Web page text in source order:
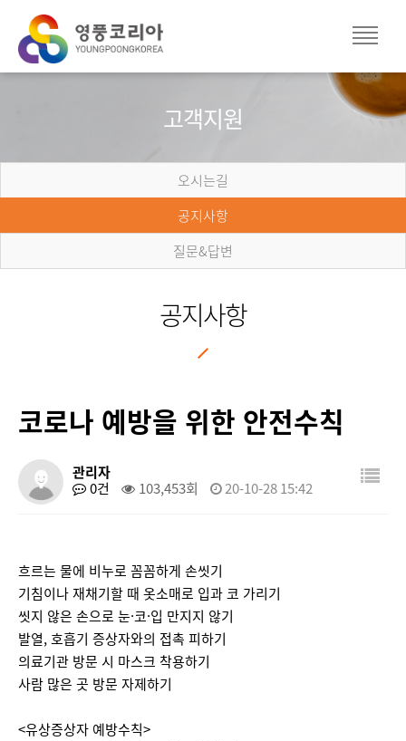
고객지원
오시는길
공지사항
질문&답변
공지사항
코로나 예방을 위한 안전수칙
관리자
0건
103,453회 20-10-28 15:42
흐르는 물에 비누로 꼼꼼하게 손씻기
기침이나 재채기할 때 옷소매로 입과 코 가리기
씻지 않은 손으로 눈·코·입 만지지 않기
발열, 호흡기 증상자와의 접촉 피하기
의료기관 방문 시 마스크 착용하기
사람 많은 곳 방문 자제하기
<유상증상자 예방수칙>